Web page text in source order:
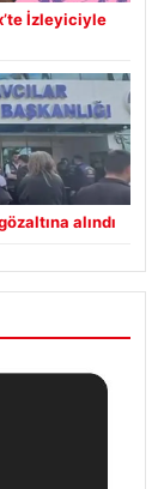
İzleyiciyle
alındı